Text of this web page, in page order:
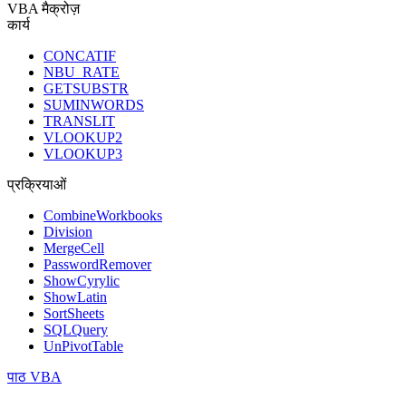
VBA मैक्रोज़
कार्य
CONCATIF
NBU_RATE
GETSUBSTR
SUMINWORDS
TRANSLIT
VLOOKUP2
VLOOKUP3
प्रक्रियाओं
CombineWorkbooks
Division
MergeCell
PasswordRemover
ShowCyrylic
ShowLatin
SortSheets
SQLQuery
UnPivotTable
पाठ VBA